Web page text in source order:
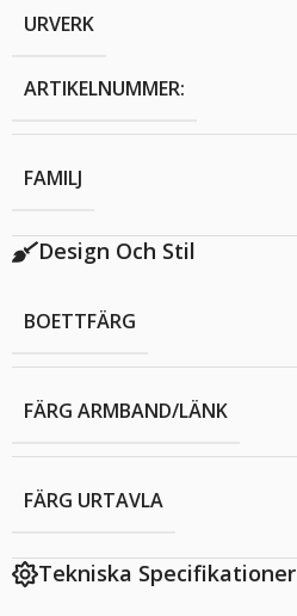
URVERK
ARTIKELNUMMER:
FAMILJ
Design Och Stil
BOETTFÄRG
FÄRG ARMBAND/LÄNK
FÄRG URTAVLA
Tekniska Specifikationer